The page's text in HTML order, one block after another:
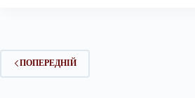
ПОПЕРЕДНІЙ